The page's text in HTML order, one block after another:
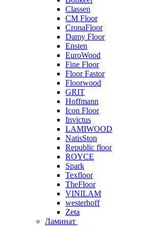
Classen
CM Floor
CronaFloor
Damy Floor
Ensten
EuroWood
Fine Floor
Floor Fastor
Floorwood
GRIT
Hoffmann
Icon Floor
Invictus
LAMIWOOD
NatisSton
Republic floor
ROYCE
Spark
Texfloor
TheFloor
VINILAM
westerhoff
Zeta
Ламинат